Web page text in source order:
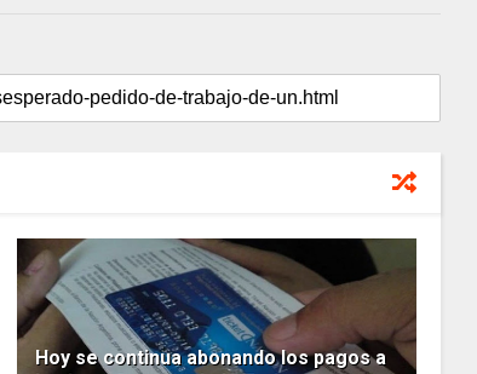
Hoy se continua abonando los pagos a